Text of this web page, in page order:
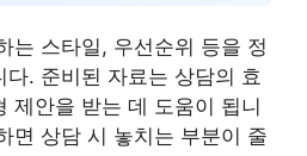
는 스타일, 우선순위 등을 정
. 준비된 자료는 상담의 효
제안을 받는 데 도움이 됩니
면 상담 시 놓치는 부분이 줄